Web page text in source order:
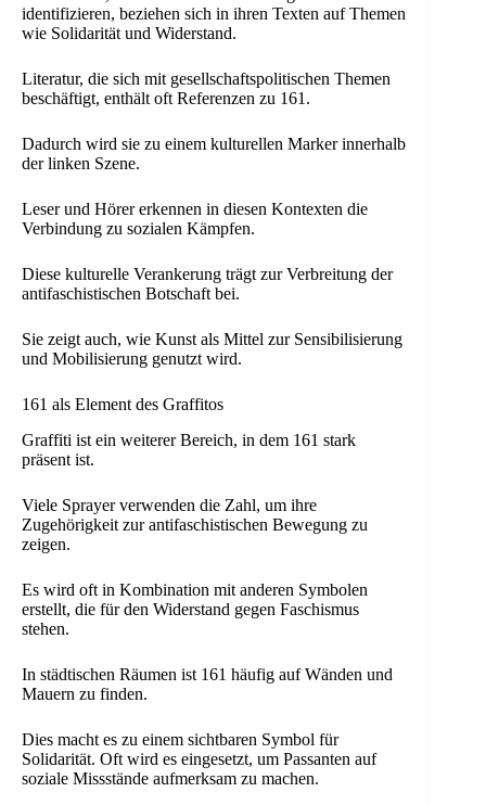
identifizieren, beziehen sich in ihren Texten auf Themen
wie Solidarität und Widerstand.
Literatur, die sich mit gesellschaftspolitischen Themen
beschäftigt, enthält oft Referenzen zu 161.
Dadurch wird sie zu einem kulturellen Marker innerhalb
der linken Szene.
Leser und Hörer erkennen in diesen Kontexten die
Verbindung zu sozialen Kämpfen.
Diese kulturelle Verankerung trägt zur Verbreitung der
antifaschistischen Botschaft bei.
Sie zeigt auch, wie Kunst als Mittel zur Sensibilisierung
und Mobilisierung genutzt wird.
161 als Element des Graffitos
Graffiti ist ein weiterer Bereich, in dem 161 stark
präsent ist.
Viele Sprayer verwenden die Zahl, um ihre
Zugehörigkeit zur antifaschistischen Bewegung zu
zeigen.
Es wird oft in Kombination mit anderen Symbolen
erstellt, die für den Widerstand gegen Faschismus
stehen.
In städtischen Räumen ist 161 häufig auf Wänden und
Mauern zu finden.
Dies macht es zu einem sichtbaren Symbol für
Solidarität. Oft wird es eingesetzt, um Passanten auf
soziale Missstände aufmerksam zu machen.